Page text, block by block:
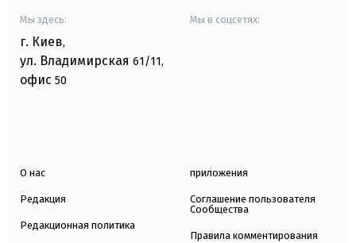
Мы здесь:
г. Киев,
ул. Владимирская 61/11,
офис 50
Мы в соцсетях:
О нас
Редакция
Редакционная политика
приложения
Соглашение пользователя
Сообщества
Правила комментирования